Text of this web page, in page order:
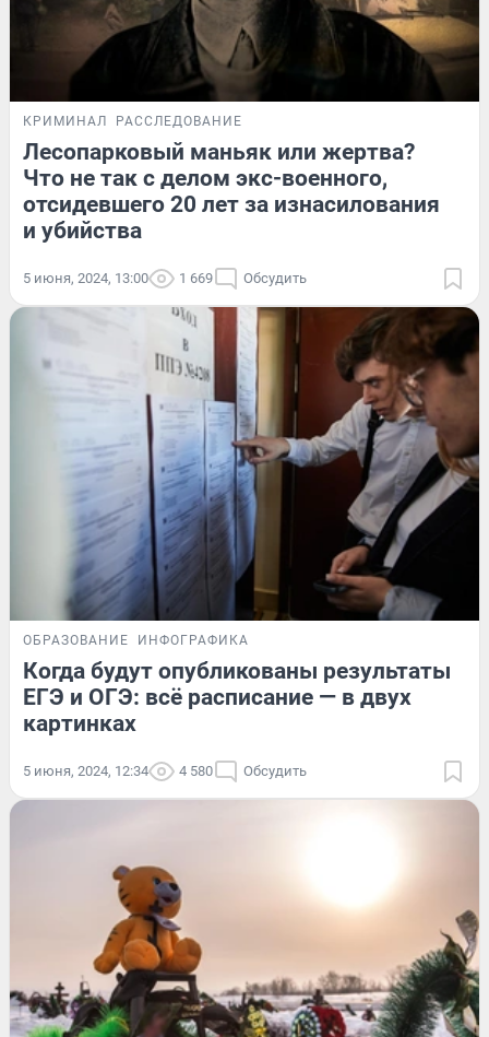
КРИМИНАЛ РАССЛЕДОВАНИЕ
Лесопарковый маньяк или жертва?
Что не так с делом экс-военного,
отсидевшего 20 лет за изнасилования
и убийства
5 июня, 2024, 13:00 1 669 Обсудить
ОБРАЗОВАНИЕ ИНФОГРАФИКА
Когда будут опубликованы результаты
ЕГЭ и ОГЭ: всё расписание — в двух
картинках
5 июня, 2024, 12:34 4 580 Обсудить